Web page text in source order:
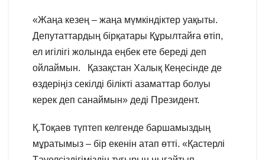
«Жаңа кезең – жаңа мүмкіндіктер уақыты.
Депутаттардың бірқатары Құрылтайға өтіп,
ел игілігі жолында еңбек ете береді деп
ойлаймын. Қазақстан Халық Кеңесінде де
өздеріңіз секілді білікті азаматтар болуы
керек деп санаймын» деді Президент.
Қ.Тоқаев түптеп келгенде баршамыздың
мұратымыз – бір екенін атап өтті. «Қастерлі